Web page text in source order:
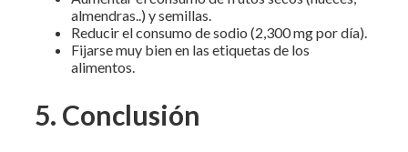
almendras..) y semillas.
Reducir el consumo de sodio (2,300 mg por día).
Fijarse muy bien en las etiquetas de los
alimentos.
5. Conclusión